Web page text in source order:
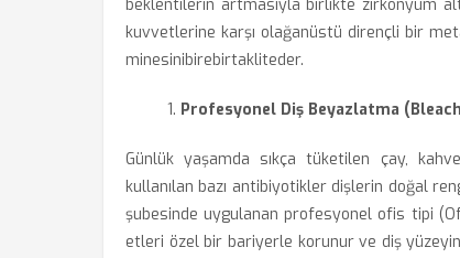
beklentilerin artmasıyla birlikte zirkonyum
kuvvetlerine karşı olağanüstü dirençli bir
minesinibirebirtakliteder.
Profesyonel Diş Beyazlatma
Günlük yaşamda sıkça tüketilen çay,
kullanılan bazı antibiyotikler dişlerin doğal
şubesinde uygulanan profesyonel ofis tipi
etleri özel bir bariyerle korunur ve diş